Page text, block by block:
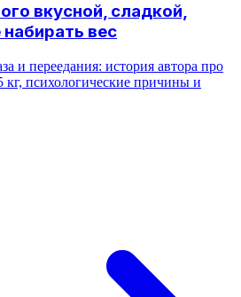
вкусной, сладкой,
вес
и переедания: история автора про
кг, психологические причины и